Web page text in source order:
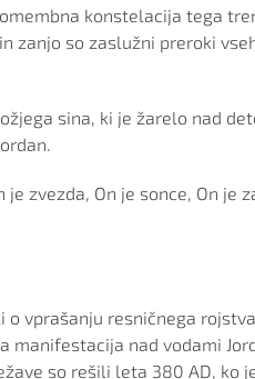
konstelacija tega
zanjo so zaslužni preroki
sina, ki je žarelo nad
zvezda, On je sonce, On je
vprašanju resničnega
manifestacija nad vodami
so rešili leta 380 AD, ko